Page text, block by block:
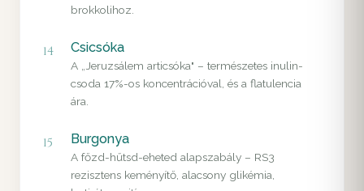
brokkolihoz.
14 Csicsóka
A „Jeruzsálem articsóka" – természetes inulin-
csoda 17%-os koncentrációval, és a flatulencia
ára.
15 Burgonya
A főzd-hűtsd-eheted alapszabály – RS3
rezisztens keményítő, alacsony glikémia,